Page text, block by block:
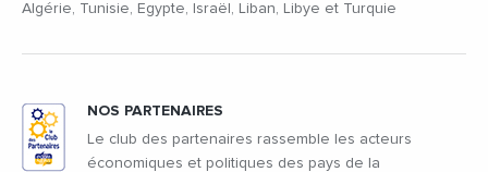
Algérie, Tunisie, Egypte, Israël, Liban, Libye et Turquie
NOS PARTENAIRES
Le club des partenaires rassemble les acteurs
économiques et politiques des pays de la